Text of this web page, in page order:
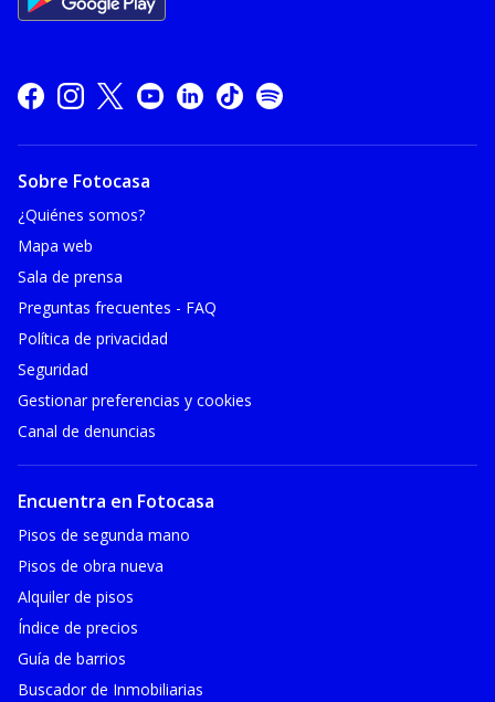
Sobre Fotocasa
¿Quiénes somos?
Mapa web
Sala de prensa
Preguntas frecuentes - FAQ
Política de privacidad
Seguridad
Gestionar preferencias y cookies
Canal de denuncias
Encuentra en Fotocasa
Pisos de segunda mano
Pisos de obra nueva
Alquiler de pisos
Índice de precios
Guía de barrios
Buscador de Inmobiliarias